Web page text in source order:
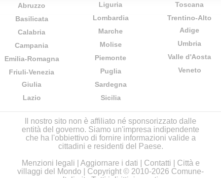
Abruzzo
Basilicata
Calabria
Campania
Emilia-Romagna
Friuli-Venezia
Giulia
Lazio
Liguria
Lombardia
Marche
Molise
Piemonte
Puglia
Sardegna
Sicilia
Toscana
Trentino-Alto
Adige
Umbria
Valle d'Aosta
Veneto
Il nostro sito non è affiliato né sponsorizzato dalle
entità del governo. Siamo un'impresa indipendente
che ha l'obbiettivo di fornire informazioni valide a
cittadini e residenti del Paese.
Menzioni legali
Aggiornare i dati Contatti
Città e
villaggi del Mondo | Copyright © 2010-2026 Comune-